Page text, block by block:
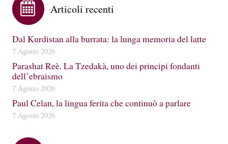
Articoli recenti
Dal Kurdistan alla burrata: la lunga memoria del latte
7 Agosto 2026
Parashat Reè. La Tzedakà, uno dei principi fondanti
dell’ebraismo
7 Agosto 2026
Paul Celan, la lingua ferita che continuò a parlare
7 Agosto 2026